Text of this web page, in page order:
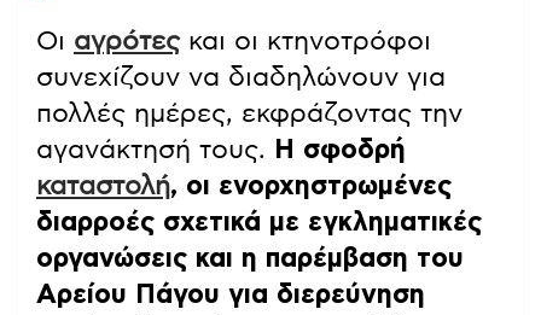
Οι αγρότεςκαι οι κτηνοτρόφοι
συνεχίζουν να διαδηλώνουν για
πολλές ημέρες, εκφράζοντας την
αγανάκτησή τους.
Η σφοδρή
καταστολή, οι ενορχηστρωμένες
διαρροές σχετικά με εγκληματικές
οργανώσεις και η παρέμβαση του
Αρείου Πάγου για διερεύνηση